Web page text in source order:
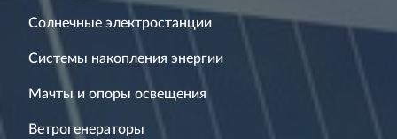
Солнечные электростанции
Системы накопления энергии
Мачты и опоры освещения
Ветрогенераторы